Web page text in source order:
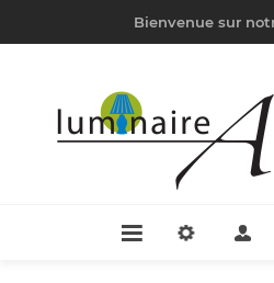
Bienvenue sur